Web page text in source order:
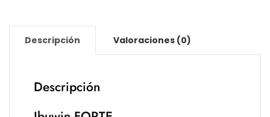
Descripción Valoraciones (0)
Descripción